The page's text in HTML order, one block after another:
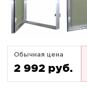
Обычная цена
2 992 pуб.